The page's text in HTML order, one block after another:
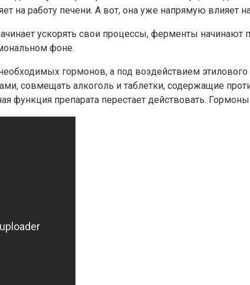
на работу печени. А вот, она уже напрямую влияет
ускорять свои процессы, ферменты начинают
фоне.
гормонов, а под воздействием
совмещать алкоголь и таблетки, содержащие
функция препарата перестает действовать.